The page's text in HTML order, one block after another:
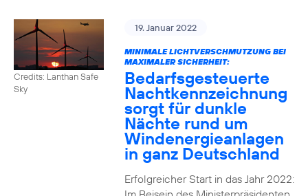
Credits: Lanthan Safe
Sky
19. Januar 2022
MINIMALE LICHTVERSCHMUTZUNG BEI
MAXIMALER SICHERHEIT:
Bedarfsgesteuerte
Nachtkennzeichnung
sorgt für dunkle
Nächte rund um
Windenergieanlagen
in ganz Deutschland
Erfolgreicher Start in das Jahr 2022: